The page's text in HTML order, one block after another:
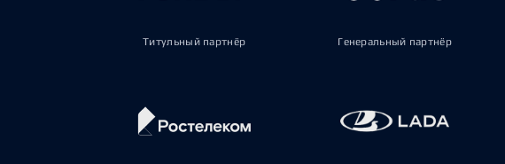
Титульный партнёр Генеральный партнёр